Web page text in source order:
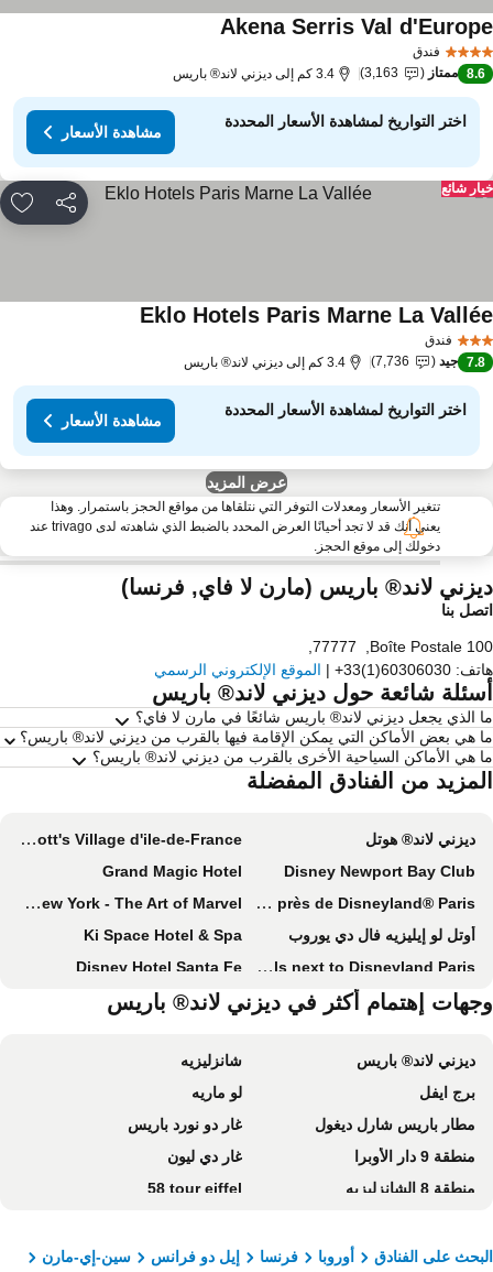
فندق
Akena Serris Val
8.6 ممتاز 3,163 3.4 كم إلى ديزني لاند® باريس
اختر التواريخ لمشاهدة الأسعار المحددة
مشاهدة الأسعار
مشاركة
شائع
فندق
Eklo Hotels Paris Marne La
7.8 جيد 7,736 3.4 كم إلى ديزني لاند® باريس
اختر التواريخ لمشاهدة الأسعار المحددة
مشاهدة الأسعار
عرض المزيد
تتغير الأسعار ومعدلات التوفر التي نتلقاها من مواقع الحجز باستمرار. وهذا
يعني أنك قد لا تجد أحيانًا العرض المحدد بالضبط الذي شاهدته لدى trivago عند
دخولك إلى موقع الحجز.
لاند® باريس (مارن لا فاي, فرنسا)
بنا
Boîte Postale
,
77777
,
+33(1)60306030
| الموقع الإلكتروني الرسمي
شائعة حول ديزني لاند® باريس
الذي يجعل ديزني لاند® باريس شائعًا في مارن لا فاي؟
هي بعض الأماكن التي يمكن الإقامة فيها بالقرب من ديزني لاند® باريس؟
هي الأماكن السياحية الأخرى بالقرب من ديزني لاند® باريس؟
من الفنادق المفضلة
ديزني لاند® هوتل
Marriott's Village d'ile-de-France
Disney Newport Bay Club
Grand Magic Hotel
B&B HOTEL près de Disneyland® Paris
Disney Hotel New York - The Art of Marvel
أوتل لو إيليزيه فال دي يوروب
Ki Space Hotel & Spa
Staycity Aparthotels next to Disneyland Paris
Disney Hotel Santa Fe
Dream Castle Hotel Marne La Vallee
Novotel Marne-la-Vallée Collégien
Moxy Paris Val d’Europe
Disney Hotel Cheyenne
B&B HOTEL Marne-La-Vallée Torcy Gare
إيبيس مارني لا فالي فال دي يوروب
B&B HOTEL Paris Nord Villepinte
Crowne Plaza Marne-la-Vallée, CP Brand
إكسبلورر هوتل آت ديزني لاند® باريس
نوفوتيل مارني لا فالي نويزي لو جراند
Eklo Hotels Paris Marne La Vallée
Best Western Hotel Grand Parc
ibis budget Marne la Vallée Pontault Combault
hotelF1 Marne la Vallée Collégien
إهتمام أكثر في ديزني لاند® باريس
ديزني لاند® باريس
شانزليزيه
برج ايفل
لو ماريه
مطار باريس شارل ديغول
غار دو نورد باريس
منطقة 9 دار الأوبرا
غار دي ليون
منطقة 8 الشانزليزيه
58 tour eiffel
منطقة 6 سان جيرمان دي بري
11th district Popincourt
على الفنادق أوروبا فرنسا إيل دو فرانس
سين-إي-مارن